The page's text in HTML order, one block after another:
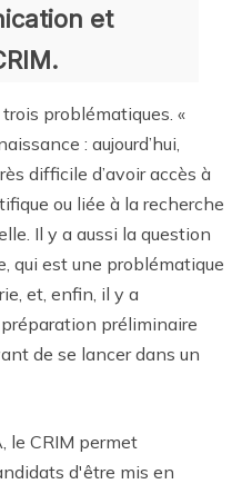
et
problématiques. «
: aujourd’hui,
difficile d’avoir accès à
ou liée à la recherche
Il y a aussi la question
qui est une problématique
et, enfin, il y a
préliminaire
de se lancer dans un
le CRIM permet
d'être mis en